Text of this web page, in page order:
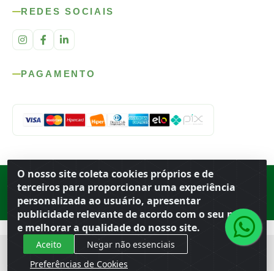
O nosso site coleta cookies próprios e de
terceiros para proporcionar uma experiência
personalizada ao usuário, apresentar
publicidade relevante de acordo com o seu perfil
e melhorar a qualidade do nosso site.
Aceito
Negar não essenciais
Preferências de Cookies
REDES SOCIAIS
PAGAMENTO
Rod. SP-215, s/n, km 98 — Área Rural Porto Ferreira ·BR
· CEP
· CNPJ 56.679.863/0001-91
© 2026 Atacado Ideal